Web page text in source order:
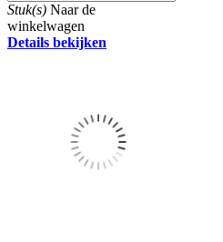
Stuk(s) Naar de
winkelwagen
Details bekijken